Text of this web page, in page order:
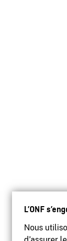
L’ONF
Nous